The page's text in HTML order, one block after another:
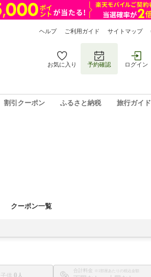
ヘルプ ご利用ガイド サイトマップ
お気に入り 予約確認 ログイン
割引クーポン ふるさと納税 旅行ガイド
クーポン一覧
子供 0
合計料金 ※1部屋あたりの税込金額